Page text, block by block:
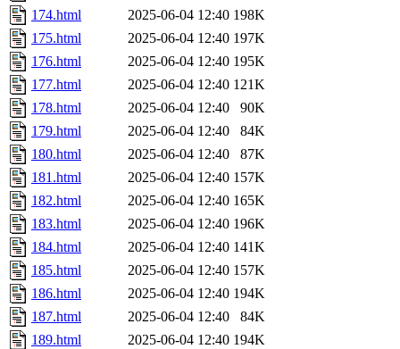
174.html
2025-06-04 12:40 198K
175.html
2025-06-04 12:40 197K
176.html
2025-06-04 12:40 195K
177.html
2025-06-04 12:40 121K
178.html
2025-06-04 12:40
90K
179.html
2025-06-04 12:40
84K
180.html
2025-06-04 12:40
87K
181.html
2025-06-04 12:40 157K
182.html
2025-06-04 12:40 165K
183.html
2025-06-04 12:40 196K
184.html
2025-06-04 12:40 141K
185.html
2025-06-04 12:40 157K
186.html
2025-06-04 12:40 194K
187.html
2025-06-04 12:40
84K
189.html
2025-06-04 12:40 194K